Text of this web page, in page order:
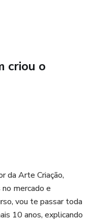
criou o
da Arte Criação,
no mercado e
vou te passar toda
10 anos, explicando